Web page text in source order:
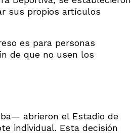
sus propios artículos
es para personas
de que no usen los
abrieron el Estadio de
individual. Esta decisión